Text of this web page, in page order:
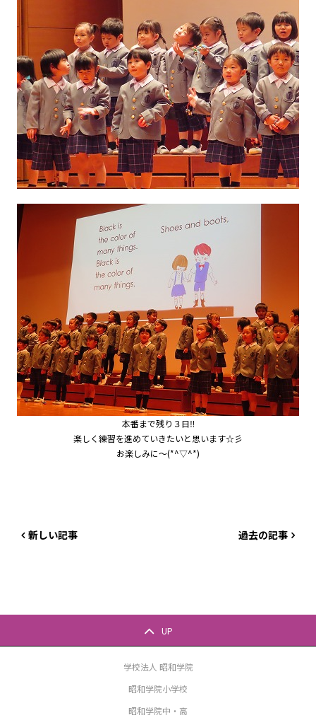
本番まで残り３日‼
楽しく練習を進めていきたいと思います☆彡
お楽しみに～(*^▽^*)
過去の記事
新しい記事
UP
学校法人 昭和学院
昭和学院小学校
昭和学院中・高